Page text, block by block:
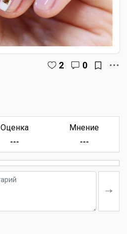
2 0
Оценка
---
Мнение
---